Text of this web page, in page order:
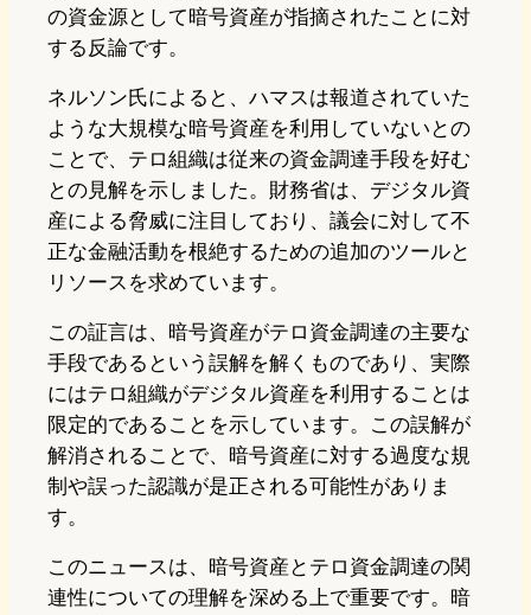
の資金源として暗号資産が指摘されたことに対
する反論です。
ネルソン氏によると、ハマスは報道されていた
ような大規模な暗号資産を利用していないとの
ことで、テロ組織は従来の資金調達手段を好む
との見解を示しました。財務省は、デジタル資
産による脅威に注目しており、議会に対して不
正な金融活動を根絶するための追加のツールと
リソースを求めています。
この証言は、暗号資産がテロ資金調達の主要な
手段であるという誤解を解くものであり、実際
にはテロ組織がデジタル資産を利用することは
限定的であることを示しています。この誤解が
解消されることで、暗号資産に対する過度な規
制や誤った認識が是正される可能性がありま
す。
このニュースは、暗号資産とテロ資金調達の関
連性についての理解を深める上で重要です。暗